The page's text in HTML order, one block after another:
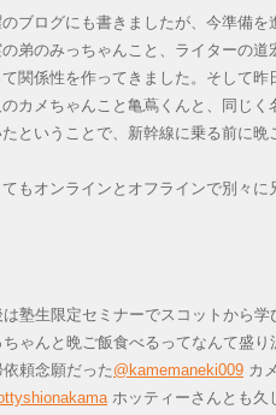
ブログにも書きましたが、今準備を
弟のみっちゃんこと、ライターの
関係性を作ってきました。そして
カメちゃんこと亀蔦くんと、同じ
ということで、新幹線に乗る前に晩
もオンラインとオフラインで別々に
は塾生限定セミナーでスコットから
ゃんと晩ご飯食べるってなんて盛り
頼念願だった @kamemaneki009 カ
ホッティーさんとも久